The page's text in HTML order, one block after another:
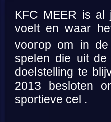
KFC MEER is al
voelt en waar
voorop om in
spelen die uit
doelstelling te
2013 besloten
sportieve cel .